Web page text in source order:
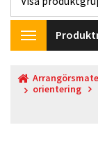
Toggle
navigation
orientering